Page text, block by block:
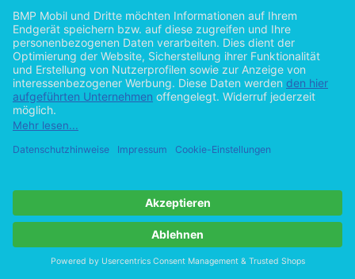
vonChristian Gerling (Autor:in)
©2019 Masterarbeit 63 Seiten
Hilfe/FAQ
Impressum
Datenschutz
AGB
Vertrag widerrufen
Zur Desktop-Version
Cookie-Einstellungen